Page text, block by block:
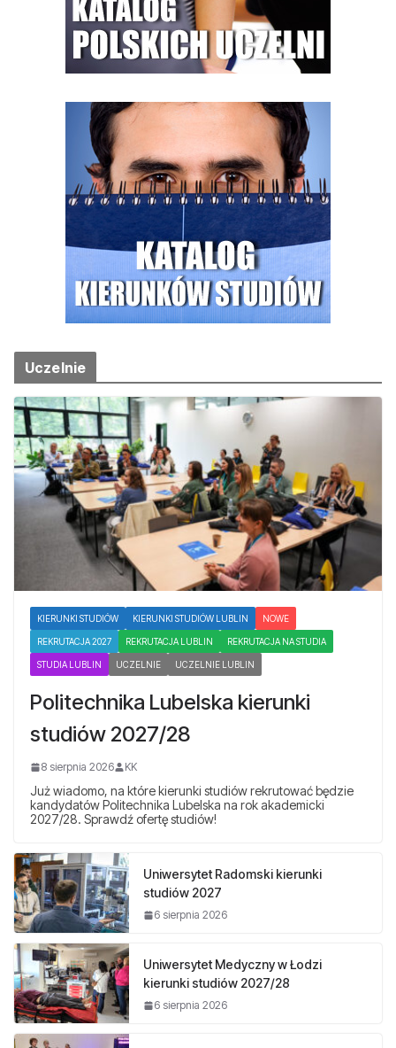
Uczelnie
KIERUNKI STUDIÓW KIERUNKI STUDIÓW LUBLIN NOWE
REKRUTACJA 2027 REKRUTACJA LUBLIN REKRUTACJA NA STUDIA
STUDIA LUBLIN UCZELNIE UCZELNIE LUBLIN
Politechnika Lubelska kierunki
studiów 2027/28
8 sierpnia 2026 KK
Już wiadomo, na które kierunki studiów rekrutować będzie
kandydatów Politechnika Lubelska na rok akademicki
2027/28. Sprawdź ofertę studiów!
Uniwersytet Radomski kierunki
studiów 2027
6 sierpnia 2026
Uniwersytet Medyczny w Łodzi
kierunki studiów 2027/28
6 sierpnia 2026